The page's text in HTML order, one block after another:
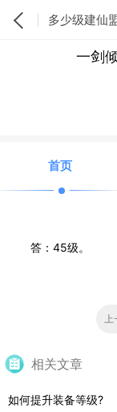
多少级建仙
一剑
首页
答：45级。
上
相关文章
如何提升装备等级?